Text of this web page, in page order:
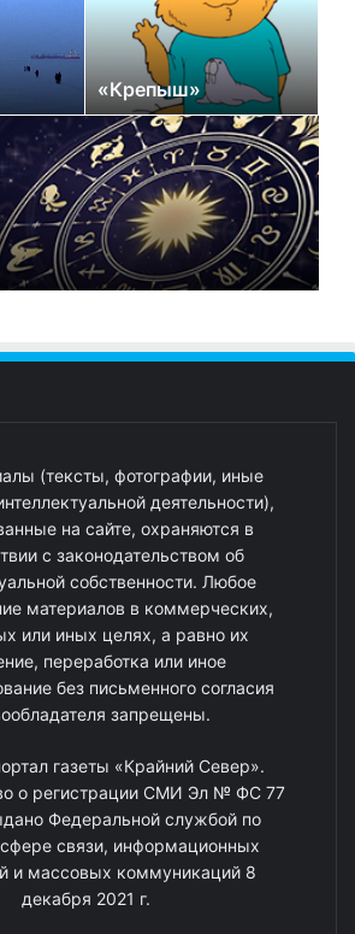
«Крепыш»
(тексты, фотографии, иные
деятельности),
на сайте, охраняются в
с законодательством об
собственности. Любое
материалов в коммерческих,
или иных целях, а равно их
переработка или иное
без письменного согласия
запрещены.
газеты «Крайний Север».
о регистрации СМИ Эл № ФС 77
Федеральной службой по
связи, информационных
и массовых коммуникаций 8
декабря 2021 г.